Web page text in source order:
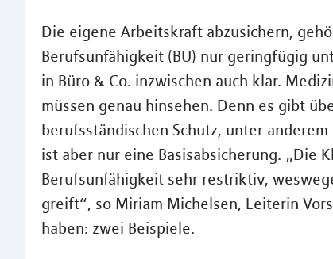
Die eigene Arbeitskraft abzusichern,
Berufsunfähigkeit (BU) nur geringfügig
in Büro & Co. inzwischen auch klar.
müssen genau hinsehen. Denn es gibt
berufsständischen Schutz, unter
ist aber nur eine Basisabsicherung. „Die
Berufsunfähigkeit sehr restriktiv,
greift“, so Miriam Michelsen, Leiterin
haben: zwei Beispiele.